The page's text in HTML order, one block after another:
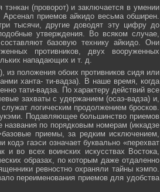
(проворот) и заключается в умении
приемов айкидо весьма обширен.
тысячи, другие доводят эту цифру до
утверждения. Во всяком случае,
базовую технику айкидо. Они
противников, двух вооруженных
нападающих и т. д.
из положения обоих противников сидя или
ханта- ти-вадза). В наше время, когда
тати-вадза. По характеру действий все
захваты с удержанием (осаэ-вадза) и,
логическим продолжением бросков.
Подавляющее большинство приемов
по порядковым номерам (иккадзе
приемы, за редким исключением,
гаэси означает буквально «перехват
во всех воинских искусствах Востока,
образах, по которым даже отдаленно
ревностно охраняли тайны кэмпо.
переименования приемов для удобства